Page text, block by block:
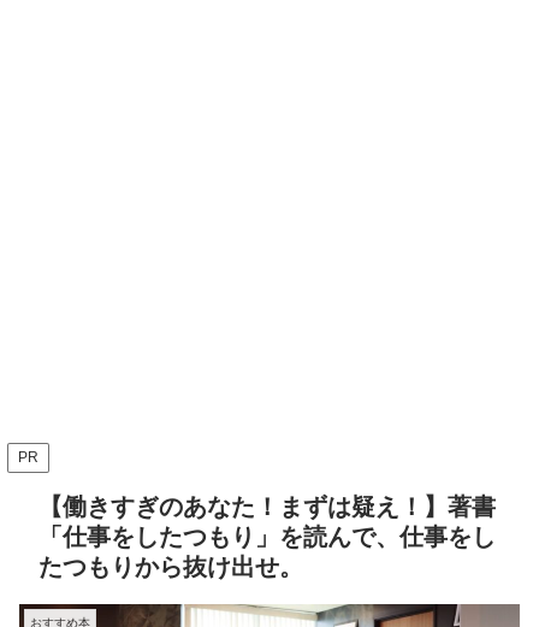
PR
【働きすぎのあなた！まずは疑え！】著書
「仕事をしたつもり」を読んで、仕事をし
たつもりから抜け出せ。
おすすめ本